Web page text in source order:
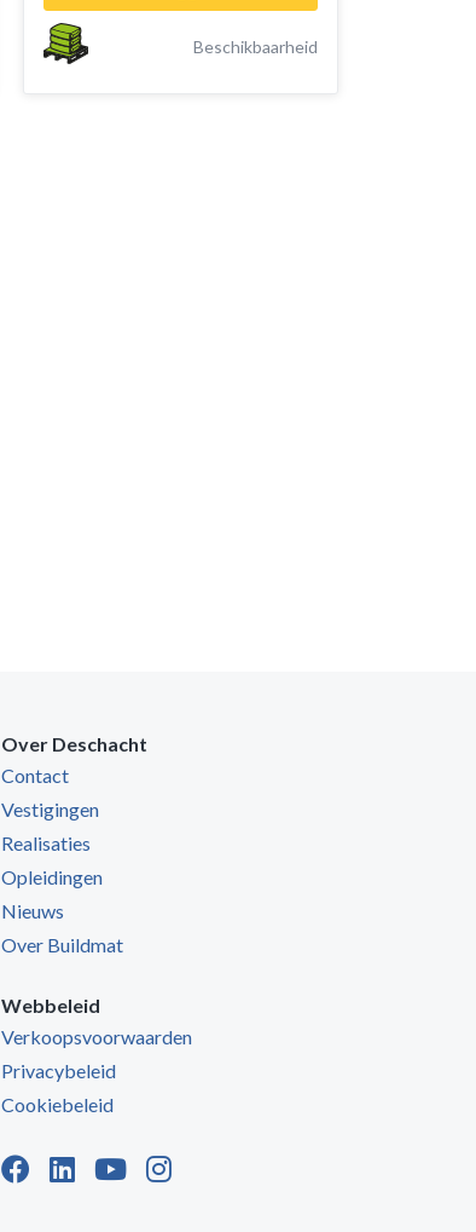
Beschikbaarheid
Over Deschacht
Contact
Vestigingen
Realisaties
Opleidingen
Nieuws
Over Buildmat
Webbeleid
Verkoopsvoorwaarden
Privacybeleid
Cookiebeleid